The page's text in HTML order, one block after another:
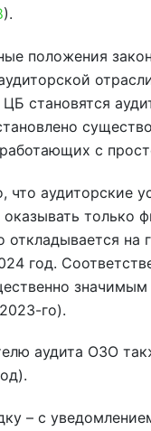
).
положения
становятся
с
что аудиторские
только
на
год.
значимым
го).
аудита ОЗО
– с